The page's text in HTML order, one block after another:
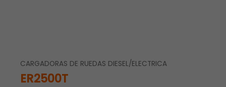
CARGADORAS DE RUEDAS DIESEL/ELECTRICA
ER2500T